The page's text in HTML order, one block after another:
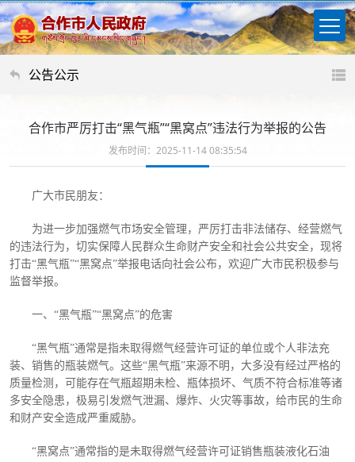
公告公示
合作市严厉打击“黑气瓶”“黑窝点”违法行为举报的公告
发布时间：2025-11-14 08:35:54
广大市民朋友 ：
为进一步加强燃气市场安全管理，严厉打击非法储存、经营燃气
的违法行为，切实保障人民群众生命财产安全和社会公共安全，现将
打击“黑气瓶”“黑窝点”举报电话向社会公布，欢迎广大市民积极参与
监督举报。
一、 “黑气瓶”“黑窝点”的危害
“黑气瓶”通常是指未取得燃气经营许可证的单位或个人非法充
装、销售的瓶装燃气。这些“黑气瓶”来源不明，大多没有经过严格的
质量检测，可能存在气瓶超期未检、瓶体损坏、气质不符合标准等诸
多安全隐患，极易引发燃气泄漏、爆炸、火灾等事故，给市民的生命
和财产安全造成严重威胁。
“黑窝点”通常指的是未取得燃气经营许可证销售瓶装液化石油